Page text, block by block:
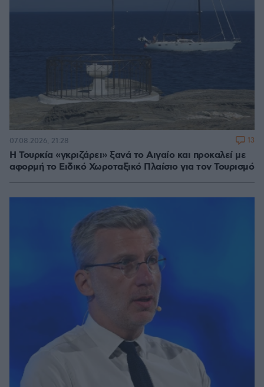
Η Τουρκία «γκριζάρει» ξανά το Αιγαίο και προκαλεί με
αφορμή το Ειδικό Χωροταξικό Πλαίσιο για τον Τουρισμό
07.08.2026, 21:28 13